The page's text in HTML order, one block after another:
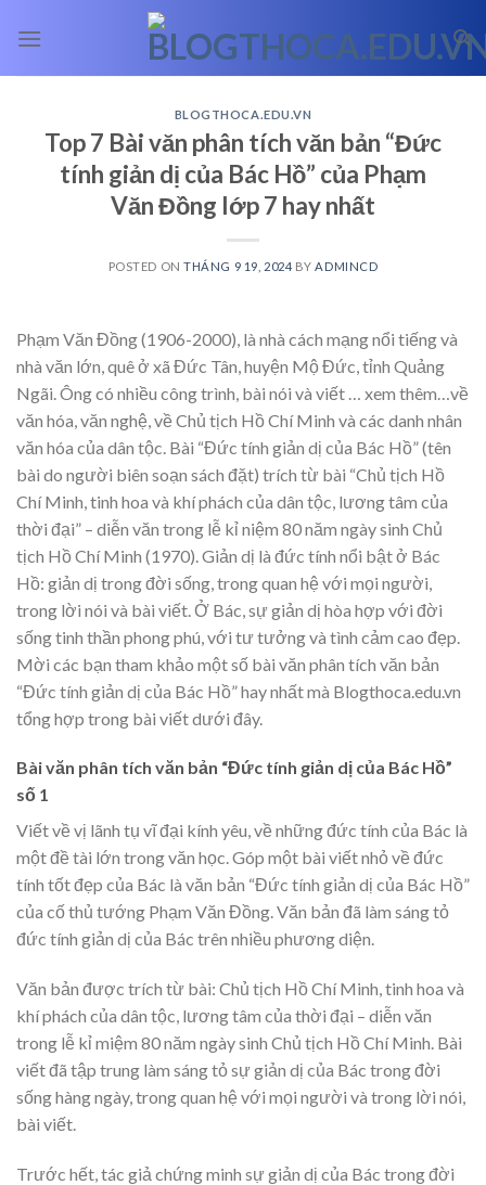
BLOGTHOCA.EDU.VN
Top 7 Bài văn phân tích văn bản “Đức
tính giản dị của Bác Hồ” của Phạm
Văn Đồng lớp 7 hay nhất
POSTED ONTHÁNG 9 19, 2024 BY ADMINCD
Phạm Văn Đồng (1906-2000), là nhà cách mạng nổi tiếng và
nhà văn lớn, quê ở xã Đức Tân, huyện Mộ Đức, tỉnh Quảng
Ngãi. Ông có nhiều công trình, bài nói và viết
… xem thêm… về
văn hóa, văn nghệ, về Chủ tịch Hồ Chí Minh và các danh nhân
văn hóa của dân tộc. Bài “Đức tính giản dị của Bác Hồ” (tên
bài do người biên soạn sách đặt) trích từ bài “Chủ tịch Hồ
Chí Minh, tinh hoa và khí phách của dân tộc, lương tâm của
thời đại” – diễn văn trong lễ kỉ niệm 80 năm ngày sinh Chủ
tịch Hồ Chí Minh (1970). Giản dị là đức tính nổi bật ở Bác
Hồ: giản dị trong đời sống, trong quan hệ với mọi người,
trong lời nói và bài viết. Ở Bác, sự giản dị hòa hợp với đời
sống tinh thần phong phú, với tư tưởng và tình cảm cao đẹp.
Mời các bạn tham khảo một số bài văn phân tích văn bản
“Đức tính giản dị của Bác Hồ” hay nhất mà Blogthoca.edu.vn
tổng hợp trong bài viết dưới đây.
Bài văn phân tích văn bản “Đức tính giản dị của Bác Hồ”
số 1
Viết về vị lãnh tụ vĩ đại kính yêu, về những đức tính của Bác là
một đề tài lớn trong văn học. Góp một bài viết nhỏ về đức
tính tốt đẹp của Bác là văn bản “Đức tính giản dị của Bác Hồ”
của cố thủ tướng Phạm Văn Đồng. Văn bản đã làm sáng tỏ
đức tính giản dị của Bác trên nhiều phương diện.
Văn bản được trích từ bài: Chủ tịch Hồ Chí Minh, tinh hoa và
khí phách của dân tộc, lương tâm của thời đại – diễn văn
trong lễ kỉ miệm 80 năm ngày sinh Chủ tịch Hồ Chí Minh. Bài
viết đã tập trung làm sáng tỏ sự giản dị của Bác trong đời
sống hàng ngày, trong quan hệ với mọi người và trong lời nói,
bài viết.
Trước hết, tác giả chứng minh sự giản dị của Bác trong đời